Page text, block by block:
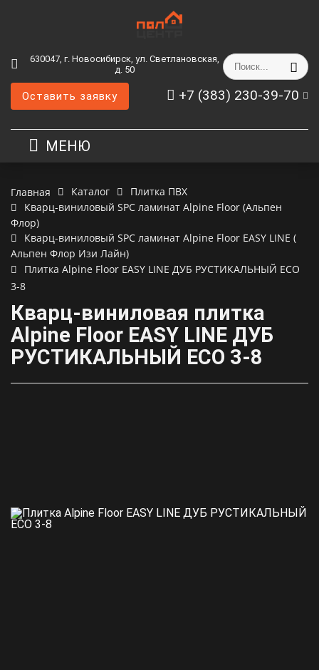
630047, г. Новосибирск, ул. Светлановская,
д. 50
+7 (383) 230-39-70
Оставить заявку
МЕНЮ
Главная Каталог
Плитка ПВХ
Кварц-виниловый SPC ламинат Alpine Floor (Альпен
Флор)
Кварц-виниловый SPC ламинат Alpine Floor EASY LINE (
Альпен Флор Изи Лайн)
Плитка Alpine Floor EASY LINE ДУБ РУСТИКАЛЬНЫЙ ECO
3-8
Кварц-виниловая плитка
Alpine Floor EASY LINE ДУБ
РУСТИКАЛЬНЫЙ ECO 3-8